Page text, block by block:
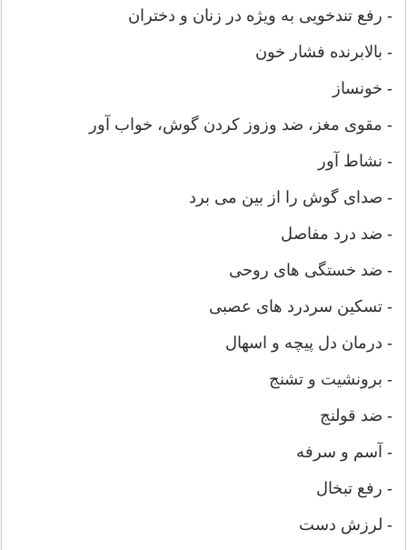
- رفع تندخویی به ویژه در زنان و دختران
- بالابرنده فشار خون
- خونساز
- مقوی مغز، ضد وزوز کردن گوش، خواب آور
- نشاط آور
- صدای گوش را از بین می برد
- ضد درد مفاصل
- ضد خستگی های روحی
- تسکین سردرد های عصبی
- درمان دل پیچه و اسهال
- برونشیت و تشنج
- ضد قولنج
- آسم و سرفه
- رفع تبخال
- لرزش دست